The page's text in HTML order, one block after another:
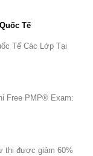
Tế
Tế Các Lớp Tại
Free PMP® Exam:
thi được giảm 60%